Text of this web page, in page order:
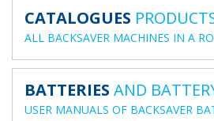
CATALOGUES
ALL BACKSAVER MACHINES IN A
BATTERIES AND
USER MANUALS OF BACKSAVER